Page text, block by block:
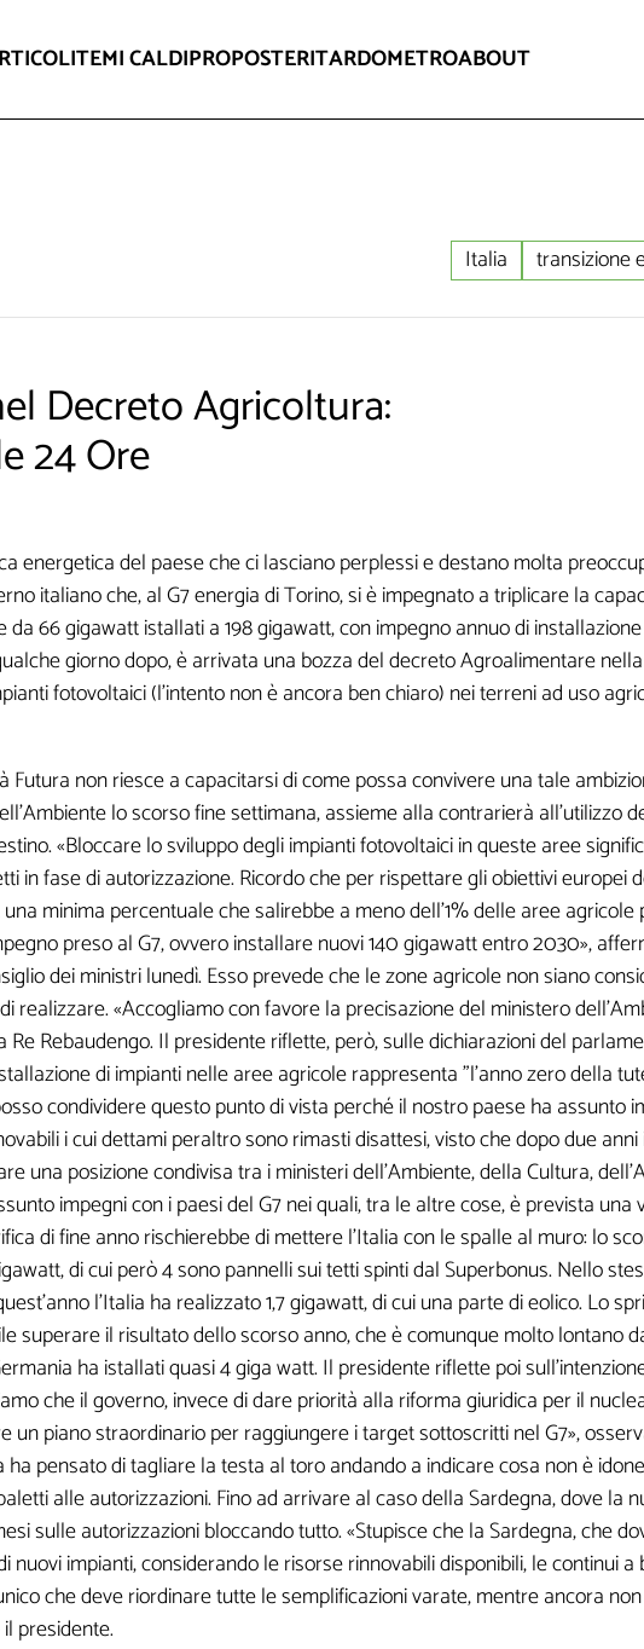
TEMI CALDIPROPOSTERITARDOMETROABOUT
Italia transizione
Decreto Agricoltura:
24 Ore
energetica del paese che ci lasciano perplessi e destano molta
italiano che, al G7 energia di Torino, si è impegnato a triplicare la
66 gigawatt istallati a 198 gigawatt, con impegno annuo di
giorno dopo, è arrivata una bozza del decreto Agroalimentare
fotovoltaici (l'intento non è ancora ben chiaro) nei terreni ad uso
Futura non riesce a capacitarsi di come possa convivere una tale
lo scorso fine settimana, assieme alla contrarierà all'utilizzo
«Bloccare lo sviluppo degli impianti fotovoltaici in queste aree
in fase di autorizzazione. Ricordo che per rispettare gli obiettivi europei
minima percentuale che salirebbe a meno dell'1% delle aree agricole
preso al G7, ovvero installare nuovi 140 gigawatt entro 2030»,
dei ministri lunedì. Esso prevede che le zone agricole non siano
realizzare. «Accogliamo con favore la precisazione del ministero
Rebaudengo. Il presidente riflette, però, sulle dichiarazioni del
di impianti nelle aree agricole rappresenta "l'anno zero della
condividere questo punto di vista perché il nostro paese ha assunto
i cui dettami peraltro sono rimasti disattesi, visto che dopo due
una posizione condivisa tra i ministeri dell'Ambiente, della Cultura,
impegni con i paesi del G7 nei quali, tra le altre cose, è prevista una
di fine anno rischierebbe di mettere l'Italia con le spalle al muro: lo
di cui però 4 sono pannelli sui tetti spinti dal Superbonus. Nello
l'Italia ha realizzato 1,7 gigawatt, di cui una parte di eolico. Lo
superare il risultato dello scorso anno, che è comunque molto lontano
ha istallati quasi 4 giga watt. Il presidente riflette poi
che il governo, invece di dare priorità alla riforma giuridica per il
piano straordinario per raggiungere i target sottoscritti nel G7»,
pensato di tagliare la testa al toro andando a indicare cosa non è
alle autorizzazioni. Fino ad arrivare al caso della Sardegna, dove la
sulle autorizzazioni bloccando tutto. «Stupisce che la Sardegna, che
impianti, considerando le risorse rinnovabili disponibili, le continui a
che deve riordinare tutte le semplificazioni varate, mentre ancora
presidente.
contenuti esclusivi o in anteprima
sono obbligatori, ma queste
utili per la creazione di